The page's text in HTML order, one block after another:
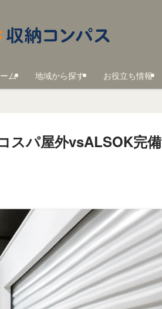
ム 地域から探す お役立ち情報
スパ屋外vsALSOK完備